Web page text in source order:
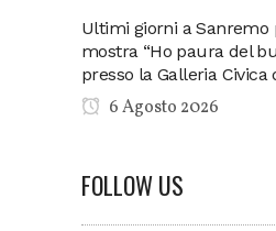
Ultimi giorni a Sanremo
mostra “Ho paura del
presso la Galleria Civica
6 Agosto 2026
FOLLOW US